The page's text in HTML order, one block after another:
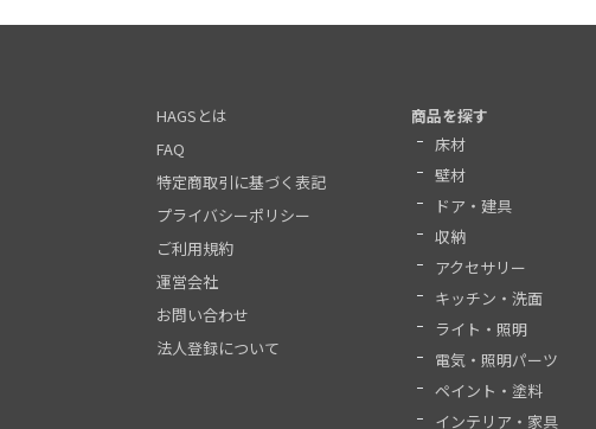
HAGSとは
FAQ
特定商取引に基づく表記
プライバシーポリシー
ご利用規約
運営会社
お問い合わせ
法人登録について
商品を探す
床材
壁材
ドア・建具
収納
アクセサリー
キッチン・洗面
ライト・照明
電気・照明パーツ
ペイント・塗料
インテリア・家具